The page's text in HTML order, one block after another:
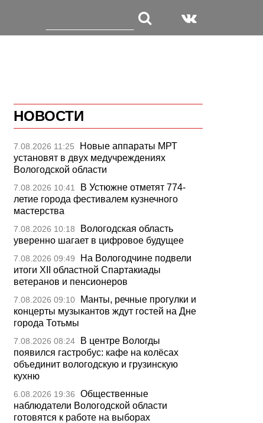
НОВОСТИ
7.08.2026 11:25
Новые аппараты МРТ
установят в двух медучреждениях
Вологодской области
7.08.2026 10:41
В Устюжне отметят 774-
летие города фестивалем кузнечного
мастерства
7.08.2026 10:18
Вологодская область
уверенно шагает в цифровое будущее
7.08.2026 09:49
На Вологодчине подвели
итоги XII областной Спартакиады
ветеранов и пенсионеров
7.08.2026 09:10
Манты, речные прогулки и
концерты музыкантов ждут гостей на Дне
города Тотьмы
7.08.2026 08:24
В центре Вологды
появился гастробус: кафе на колёсах
объединит вологодскую и грузинскую
кухню
6.08.2026 19:36
Общественные
наблюдатели Вологодской области
готовятся к работе на выборах